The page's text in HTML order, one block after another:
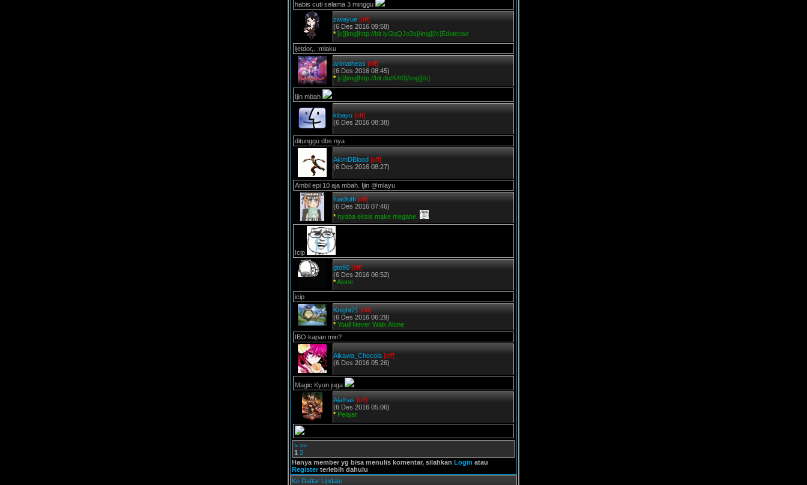
habis cuti selama 3 minggu
ziwayue [off]
(6 Des 2016 09:58)
* [c][img]http://bit.ly/2qQJo3s[/img][/c]Edotense
ijetdor,. :mlaku
arimatheas [off]
(6 Des 2016 08:45)
* [c][img]http://bit.do/K4t0[/img][/c]
Ijin mbah
kibayu [off]
(6 Des 2016 08:38)
ditunggu dbs nya
AkimDBlood [off]
(6 Des 2016 08:27)
Ambil epi 10 aja mbah. Ijin @mlayu
fuadlutfi [off]
(6 Des 2016 07:46)
* nyoba eksis make megane.
Icip
gto90 [off]
(6 Des 2016 06:52)
*Alone.
icip
Knight21 [off]
(6 Des 2016 06:29)
* Youll Never Walk Alone
IBO kapan min?
Aikawa_Chocola [off]
(6 Des 2016 05:26)
Magic Kyun juga
Alathas [off]
(6 Des 2016 05:06)
* Pelajar
> >>
1 2
Hanya member yg bisa menulis komentar, silahkan Login atau
Registerterlebih dahulu
Ke Daftar Update